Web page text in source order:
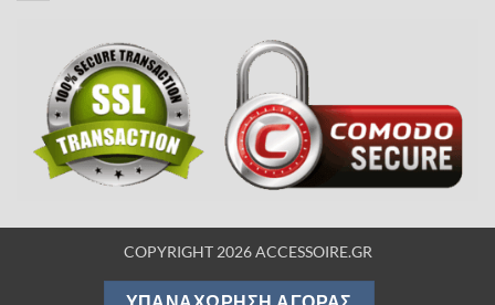
COPYRIGHT 2026 ACCESSOIRE.GR